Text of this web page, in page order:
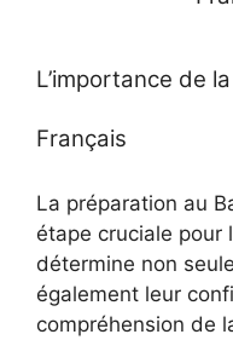
L’importance de
Français
La préparation au
étape cruciale pour
détermine non
également leur
compréhension de